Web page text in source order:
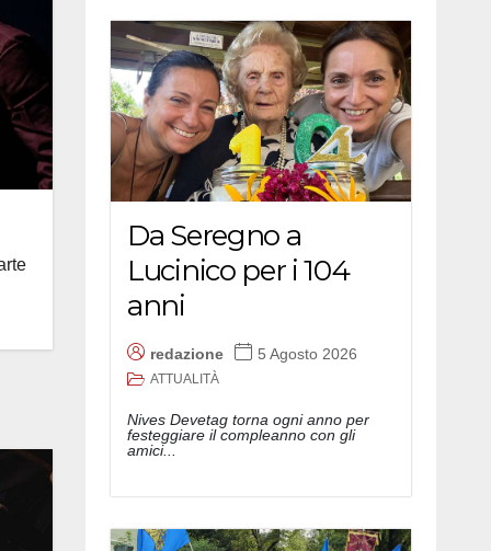
Da Seregno a
Lucinico per i 104
anni
redazione 5 Agosto 2026
ATTUALITÀ
Nives Devetag torna ogni anno per
festeggiare il compleanno con gli
amici...